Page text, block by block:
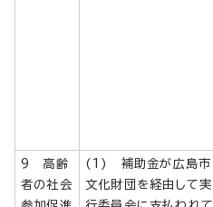
9 高齢
者の社会
(1) 補助金が広島市
文化財団を経由して実